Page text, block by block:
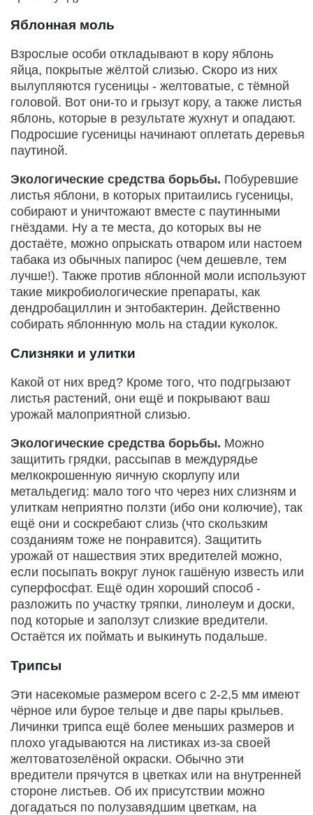
Яблонная моль
Взрослые особи откладывают в кору яблонь
яйца, покрытые жёлтой слизью. Скоро из них
вылупляются гусеницы - желтоватые, с тёмной
головой. Вот они-то и грызут кору, а также листья
яблонь, которые в результате жухнут и опадают.
Подросшие гусеницы начинают оплетать деревья
паутиной.
Экологические средства борьбы. Побуревшие
листья яблони, в которых притаились гусеницы,
собирают и уничтожают вместе с паутинными
гнёздами. Ну а те места, до которых вы не
достаёте, можно опрыскать отваром или настоем
табака из обычных папирос (чем дешевле, тем
лучше!). Также против яблонной моли используют
такие микробиологические препараты, как
дендробациллин и энтобактерин. Действенно
собирать яблоннную моль на стадии куколок.
Слизняки и улитки
Какой от них вред? Кроме того, что подгрызают
листья растений, они ещё и покрывают ваш
урожай малоприятной слизью.
Экологические средства борьбы. Можно
защитить грядки, рассыпав в междурядье
мелкокрошенную яичную скорлупу или
метальдегид: мало того что через них слизням и
улиткам неприятно ползти (ибо они колючие), так
ещё они и соскребают слизь (что скользким
созданиям тоже не понравится). Защитить
урожай от нашествия этих вредителей можно,
если посыпать вокруг лунок гашёную известь или
суперфосфат. Ещё один хороший способ -
разложить по участку тряпки, линолеум и доски,
под которые и заползут слизкие вредители.
Остаётся их поймать и выкинуть подальше.
Трипсы
Эти насекомые размером всего с 2-2,5 мм имеют
чёрное или бурое тельце и две пары крыльев.
Личинки трипса ещё более меньших размеров и
плохо угадываются на листиках из-за своей
желтоватозелёной окраски. Обычно эти
вредители прячутся в цветках или на внутренней
стороне листьев. Об их присутствии можно
догадаться по полузавядшим цветкам, на